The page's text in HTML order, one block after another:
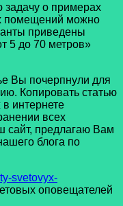
о примерах
помещений можно
приведены
5 до 70 метров»
Вы почерпнули для
Копировать статью
интернете
всех
сайт, предлагаю Вам
блога по
svetovyx-
оповещателей